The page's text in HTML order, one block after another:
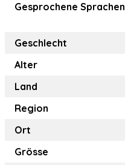
Gesprochene Sprachen
Geschlecht
Alter
Land
Region
Ort
Grösse